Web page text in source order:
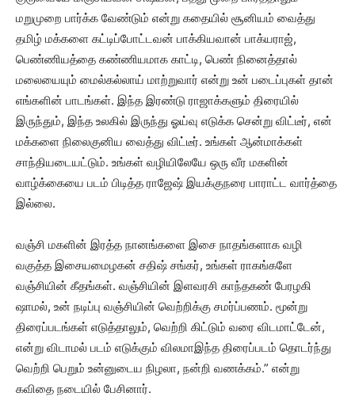
மறுமுறை பார்க்க வேண்டும் என்று கதையில் சூனியம் வைத்து
தமிழ் மக்களை கட்டிப்போட்டவன் பாக்கியவான் பாக்யராஜ்,
பெண்ணியத்தை கண்ணியமாக காட்டி, பெண் நினைத்தால்
மலையையும் மைல்கல்லாய் மாற்றுவார் என்று உன் படைப்புகள் தான்
எங்களின் பாடங்கள். இந்த இரண்டு ராஜாக்களும் திரையில்
இருந்தும், இந்த உலகில் இருந்து ஓய்வு எடுக்க சென்று விட்டீர், என்
மக்களை நிலைகுனிய வைத்து விட்டீர். உங்கள் ஆன்மாக்கள்
சாந்தியடையட்டும். உங்கள் வழியிலேயே ஒரு வீர மகளின்
வாழ்க்கையை படம் பிடித்த ராஜேஷ் இயக்குநரை பாராட்ட வார்த்தை
இல்லை.
வஞ்சி மகளின் இரத்த நானங்களை இசை நாதங்களாக வழி
வகுத்த இசையமைழகன் சதிஷ் சங்கர், உங்கள் ராகங்களே
வஞ்சியின் கீதங்கள். வஞ்சியின் இளவரசி காந்தகண் பேரழகி
ஷாமல், உன் நடிப்பு வஞ்சியின் வெற்றிக்கு சமர்ப்பணம். மூன்று
திரைப்படங்கள் எடுத்தாலும், வெற்றி கிட்டும் வரை விடமாட்டேன்,
என்று விடாமல் படம் எடுக்கும் விலமாஇந்த திரைப்படம் தொடர்ந்து
வெற்றி பெறும் உன்னுடைய நிழலா, நன்றி வணக்கம்.” என்று
கவிதை நடையில் பேசினார்.